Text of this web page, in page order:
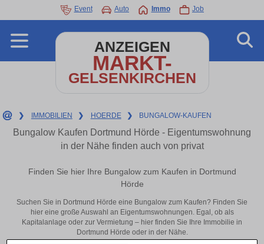
Event Auto Immo Job
ANZEIGEN
MARKT-
GELSENKIRCHEN
❯ IMMOBILIEN ❯ HOERDE ❯ BUNGALOW-KAUFEN
Bungalow Kaufen Dortmund Hörde - Eigentumswohnung
in der Nähe finden auch von privat
Finden Sie hier Ihre Bungalow zum Kaufen in Dortmund
Hörde
Suchen Sie in Dortmund Hörde eine Bungalow zum Kaufen? Finden Sie
hier eine große Auswahl an Eigentumswohnungen. Egal, ob als
Kapitalanlage oder zur Vermietung – hier finden Sie Ihre Immobilie in
Dortmund Hörde oder in der Nähe.